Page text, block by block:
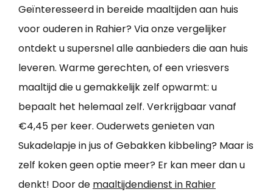
Geïnteresseerd in bereide maaltijden aan huis
voor ouderen in Rahier? Via onze vergelijker
ontdekt u supersnel alle aanbieders die aan huis
leveren. Warme gerechten, of een vriesvers
maaltijd die u gemakkelijk zelf opwarmt: u
bepaalt het helemaal zelf. Verkrijgbaar vanaf
€4,45 per keer. Ouderwets genieten van
Sukadelapje in jus of Gebakken kibbeling? Maar is
zelf koken geen optie meer? Er kan meer dan u
denkt! Door de maaltijdendienst in Rahier